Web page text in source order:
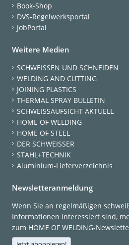
Book-Shop
DVS-Regelwerksportal
JobPortal
Weitere Medien
SCHWEISSEN UND SCHNEIDEN
WELDING AND CUTTING
JOINING PLASTICS
THERMAL SPRAY BULLETIN
SCHWEISSAUFSICHT AKTUELL
HOME OF WELDING
HOME OF STEEL
DER SCHWEISSER
STAHL+TECHNIK
Aluminium-Lieferverzeichnis
Newsletteranmeldung
Wenn Sie an regelmäßigen
Informationen interessiert sind,
zum HOME OF WELDING-